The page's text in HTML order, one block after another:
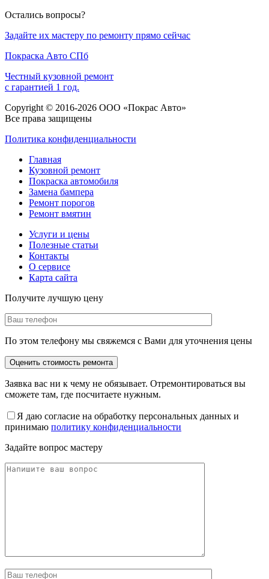
Остались вопросы?
Задайте их мастеру по ремонту прямо сейчас
Покраска Авто СПб
Честный кузовной ремонт
с гарантией 1 год.
Copyright © 2016-2026 ООО «Покрас Авто»
Все права защищены
Политика конфиденциальности
Главная
Кузовной ремонт
Покраска автомобиля
Замена бампера
Ремонт порогов
Ремонт вмятин
Услуги и цены
Полезные статьи
Контакты
О сервисе
Карта сайта
Получите лучшую цену
По этом телефону мы свяжемся с Вами для уточнения цены
Заявка вас ни к чему не обязывает. Отремонтироваться вы
сможете там, где посчитаете нужным.
Я даю согласие на обработку персональных данных и
принимаю политику конфиденциальности
Задайте вопрос мастеру